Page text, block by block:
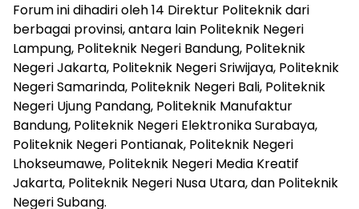
Forum ini dihadiri oleh 14 Direktur Politeknik dari
berbagai provinsi, antara lain Politeknik Negeri
Lampung, Politeknik Negeri Bandung, Politeknik
Negeri Jakarta, Politeknik Negeri Sriwijaya, Politeknik
Negeri Samarinda, Politeknik Negeri Bali, Politeknik
Negeri Ujung Pandang, Politeknik Manufaktur
Bandung, Politeknik Negeri Elektronika Surabaya,
Politeknik Negeri Pontianak, Politeknik Negeri
Lhokseumawe, Politeknik Negeri Media Kreatif
Jakarta, Politeknik Negeri Nusa Utara, dan Politeknik
Negeri Subang.